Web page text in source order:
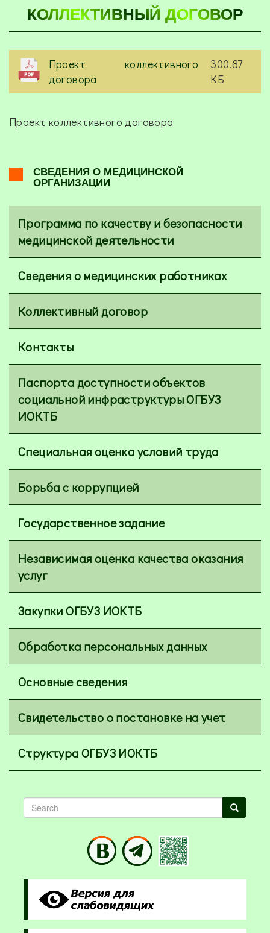
КОЛЛЕКТИВНЫЙ ДОГОВОР
Проект коллективного
договора
300.87
КБ
Проект коллективного договора
СВЕДЕНИЯ О МЕДИЦИНСКОЙ
ОРГАНИЗАЦИИ
Программа по качеству и безопасности
медицинской деятельности
Сведения о медицинских работниках
Коллективный договор
Контакты
Паспорта доступности объектов
социальной инфраструктуры ОГБУЗ
ИОКТБ
Специальная оценка условий труда
Борьба с коррупцией
Государственное задание
Независимая оценка качества оказания
услуг
Закупки ОГБУЗ ИОКТБ
Обработка персональных данных
Основные сведения
Свидетельство о постановке на учет
Структура ОГБУЗ ИОКТБ
Search Search